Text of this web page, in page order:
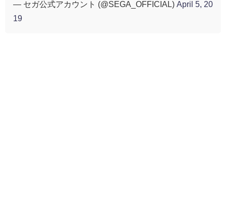
— セガ公式アカウント (@SEGA_OFFICIAL) April 5, 20
19